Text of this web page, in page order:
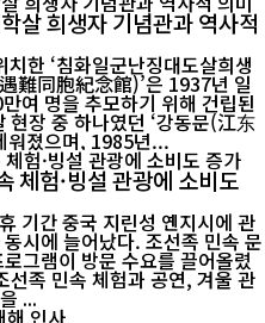
살 희생자 기념관과 역사적
한 ‘침화일군난징대도살희생
難同胞紀念館)’은 1937년 일
여 명을 추모하기 위해 건립된
현장 중 하나였던 ‘강동문(江东
워졌으며, 1985년...
체험·빙설 관광에 소비도
기간 중국 지린성 옌지시에 관
시에 늘어났다. 조선족 민속 문
그램이 방문 수요를 끌어올렸
...